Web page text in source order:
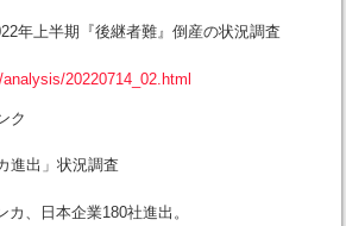
後継者難』倒産の状況調査
20220714_02.html
ク
進出」状況調査
、日本企業180社進出。